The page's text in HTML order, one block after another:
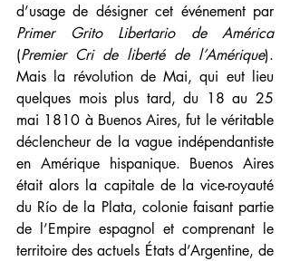
d’usage de désigner cet événement par
Primer Grito Libertario de América
(Premier Cri de liberté de l’Amérique).
Mais la révolution de Mai, qui eut lieu
quelques mois plus tard, du 18 au 25
mai 1810 à Buenos Aires, fut le véritable
déclencheur de la vague indépendantiste
en Amérique hispanique. Buenos Aires
était alors la capitale de la vice-royauté
du Río de la Plata, colonie faisant partie
de l’Empire espagnol et comprenant le
territoire des actuels États d’Argentine, de